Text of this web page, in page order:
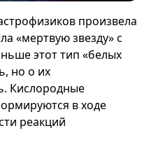
произвела
«мертвую звезду» с
этот тип «белых
но о их
Кислородные
в ходе
реакций